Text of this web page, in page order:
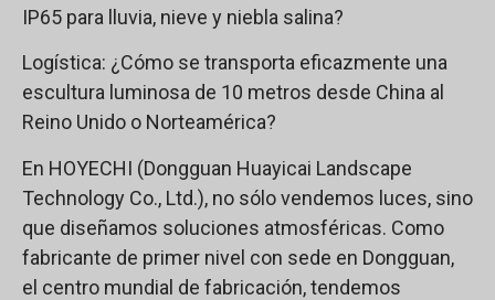
IP65 para lluvia, nieve y niebla salina?
Logística: ¿Cómo se transporta eficazmente una
escultura luminosa de 10 metros desde China al
Reino Unido o Norteamérica?
En HOYECHI (Dongguan Huayicai Landscape
Technology Co., Ltd.), no sólo vendemos luces, sino
que diseñamos soluciones atmosféricas. Como
fabricante de primer nivel con sede en Dongguan,
el centro mundial de fabricación, tendemos